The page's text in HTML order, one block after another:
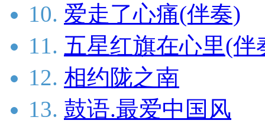
10. 爱走了心痛(伴奏)
11. 五星红旗在心里(伴
12. 相约陇之南
13. 鼓语.最爱中国风